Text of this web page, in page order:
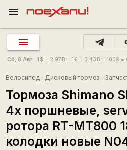
menu
Сб, 8 Авг 1 $ = 2.97 Br 1€ = 3.43 Br 100₴ =
Велосипед, Дисковый тормоз ,
Тормоза Shimano
4х поршневые,
ротора RT-MT800
колодки новые